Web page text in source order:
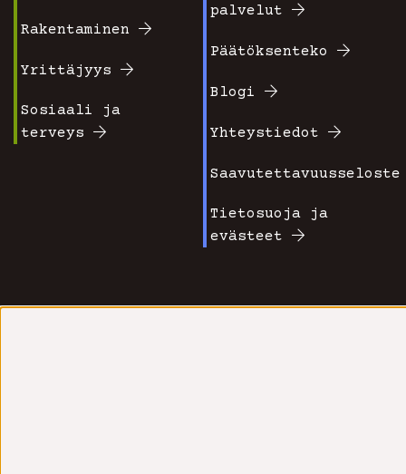
valikko
1
Rakentaminen
Yrittäjyys
Sosiaali ja
terveys
Footer
2
palvelut
Päätöksenteko
Blogi
Yhteystiedot
Saavutettavuusseloste
Tietosuoja ja
evästeet